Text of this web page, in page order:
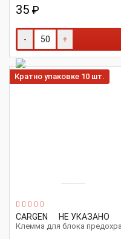
35 ₽
- +
CARGEN НЕ УКАЗАНО
Клемма для блока
Кратно упаковке 10 шт.